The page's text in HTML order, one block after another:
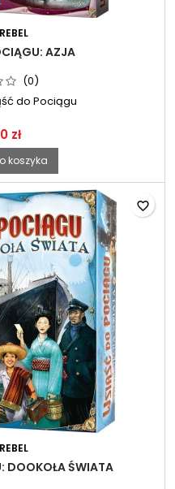
REBEL
AZJA
(0)
do Pociągu
zł
koszyka
REBEL
DOOKOŁA ŚWIATA
favorite_border